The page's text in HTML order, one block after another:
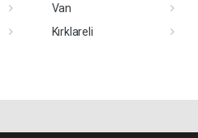
Van
Kırklareli